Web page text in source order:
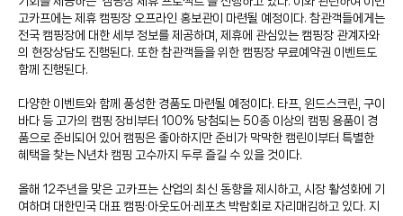
고카프에는 제휴 캠핑장 오프라인 홍보관이 마련될 예정이다. 참관객들에게는
전국 캠핑장에 대한 세부 정보를 제공하며, 제휴에 관심있는 캠핑장 관계자와
의 현장상담도 진행된다. 또한 참관객들을 위한 캠핑장 무료예약권 이벤트도
함께 진행된다.
다양한 이벤트와 함께 풍성한 경품도 마련될 예정이다. 타프, 윈드스크린, 구이
바다 등 고가의 캠핑 장비부터 100% 당첨되는 50종 이상의 캠핑 용품이 경
품으로 준비되어 있어 캠핑은 좋아하지만 준비가 막막한 캠린이부터 특별한
혜택을 찾는 N년차 캠핑 고수까지 두루 즐길 수 있을 것이다.
올해 12주년을 맞은 고카프는 산업의 최신 동향을 제시하고, 시장 활성화에 기
여하며 대한민국 대표 캠핑∙아웃도어∙레포츠 박람회로 자리매김하고 있다. 지